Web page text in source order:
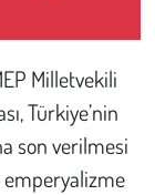
Milletvekili
Türkiye’nin
son verilmesi
emperyalizme